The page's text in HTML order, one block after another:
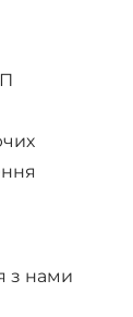
з нами